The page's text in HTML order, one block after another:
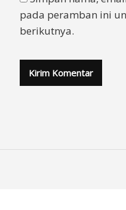
pada peramban ini
berikutnya.